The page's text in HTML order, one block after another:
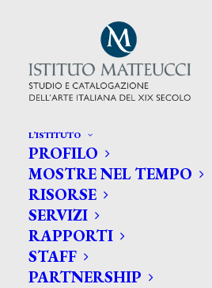
L’ISTITUTO
PROFILO
MOSTRE NEL TEMPO
RISORSE
SERVIZI
RAPPORTI
STAFF
PARTNERSHIP
CERCA TRA GLI ARTISTI:
Search
for: